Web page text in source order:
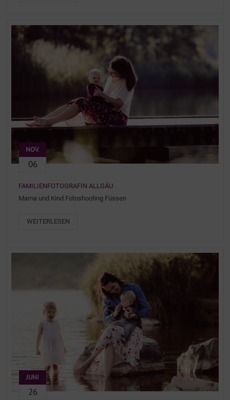
NOV.
06
FAMILIENFOTOGRAFIN ALLGÄU
Mama und Kind Fotoshooting Füssen
WEITERLESEN
JUNI
26